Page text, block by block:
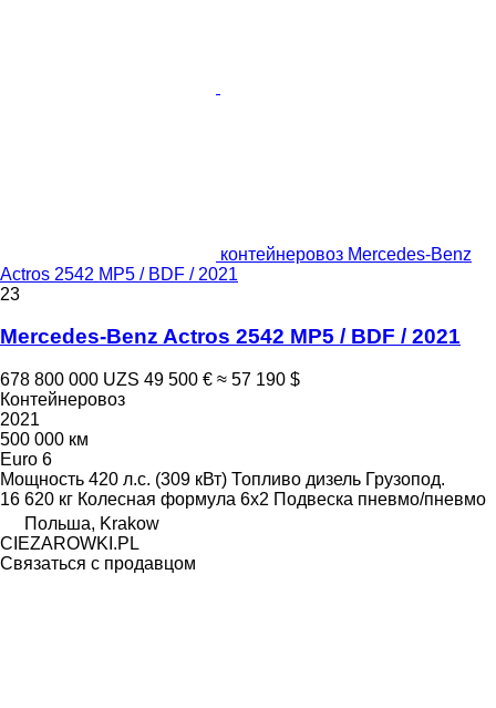
контейнеровоз Mercedes-Benz
Actros 2542 MP5 / BDF / 2021
23
Mercedes-Benz Actros 2542 MP5 / BDF / 2021
678 800 000 UZS 49 500 € ≈ 57 190 $
Контейнеровоз
2021
500 000 км
Euro 6
Мощность 420 л.с. (309 кВт) Топливо дизель Грузопод.
16 620 кг Колесная формула 6x2 Подвеска пневмо/пневмо
Польша, Krakow
CIEZAROWKI.PL
Связаться с продавцом